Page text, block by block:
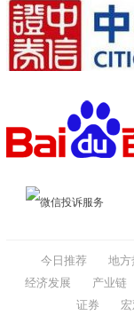
微信投诉服务
今日推荐 地方
经济发展
产业链
证券